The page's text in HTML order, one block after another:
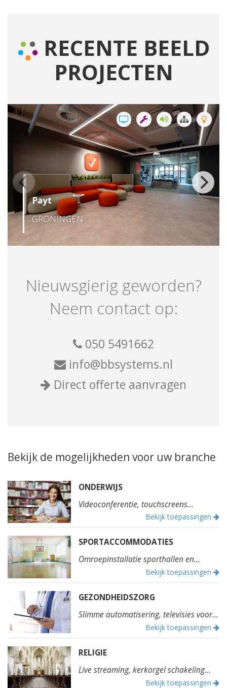
RECENTE BEELD
PROJECTEN
Payt
GRONINGEN
Nieuwsgierig geworden?
Neem contact op:
050 5491662
info@bbsystems.nl
Direct offerte aanvragen
Bekijk de mogelijkheden voor uw branche
ONDERWIJS
Videoconferentie, touchscreens...
Bekijk toepassingen
SPORTACCOMMODATIES
Omroepinstallatie sporthallen en...
Bekijk toepassingen
GEZONDHEIDSZORG
Slimme automatisering, televisies voor...
Bekijk toepassingen
RELIGIE
Live streaming, kerkorgel schakeling...
Bekijk toepassingen